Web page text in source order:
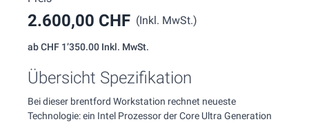
2.600,00 CHF (Inkl. MwSt.)
abCHF 1’350.00 Inkl. MwSt.
Übersicht Spezifikation
Bei dieser brentford Workstation rechnet neueste
Technologie: ein Intel Prozessor der Core Ultra Generation